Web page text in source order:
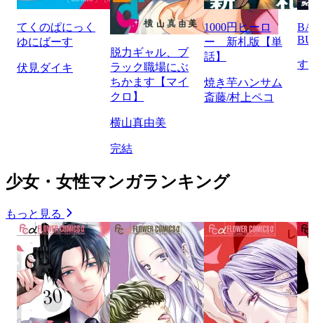
てくのぱにっく
ゆにばーす
伏見ダイキ
脱力ギャル、ブ
ラック職場にぶ
ちかます【マイ
クロ】
横山真由美
完結
1000円ヒーロ
ー 新札版【単
話】
焼き芋ハンサム
斎藤/村上ペコ
す
少女・女性マンガランキング
もっと見る